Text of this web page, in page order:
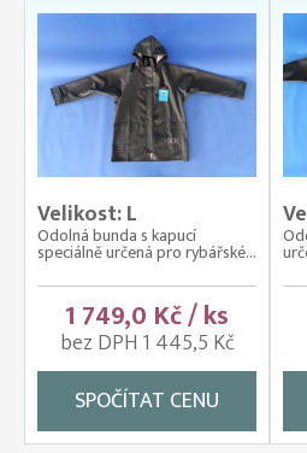
Velikost: L
Odolná bunda s kapucí
speciálně určená pro rybářské...
1 749,0 Kč / ks
bez DPH 1 445,5 Kč
SPOČÍTAT CENU